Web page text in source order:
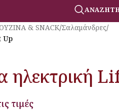
& SNACK/Σαλαμάνδρες/
Up
ηλεκτρική
τιμές